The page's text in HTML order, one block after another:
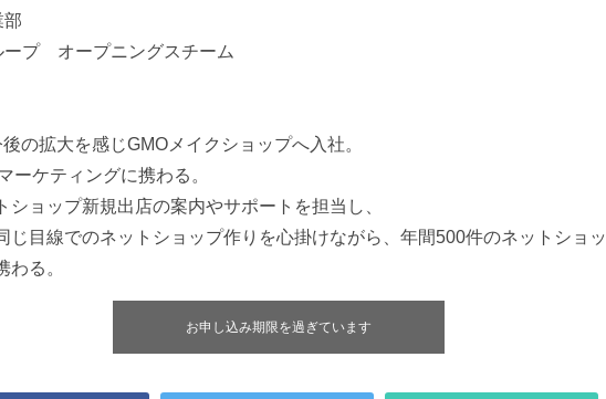
部
ープ オープニングスチーム
の拡大を感じGMOメイクショップへ入社。
ーケティングに携わる。
ショップ新規出店の案内やサポートを担当し、
じ目線でのネットショップ作りを心掛けながら、年間500件のネットショッ
わる。
お申し込み期限を過ぎています